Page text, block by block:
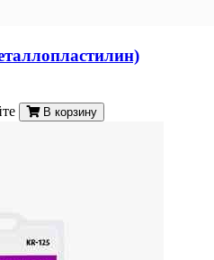
В корзину